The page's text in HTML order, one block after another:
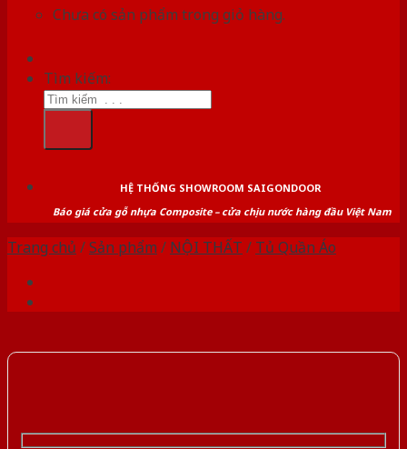
Chưa có sản phẩm trong giỏ hàng.
Tìm kiếm:
HỆ THỐNG SHOWROOM SAIGONDOOR
Báo giá cửa gỗ nhựa Composite – cửa chịu nước hàng đầu Việt Nam
Trang chủ /Sản phẩm / NỘI THẤT / Tủ Quần Áo